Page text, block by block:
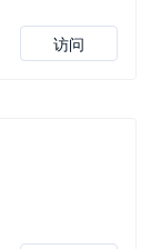
访问